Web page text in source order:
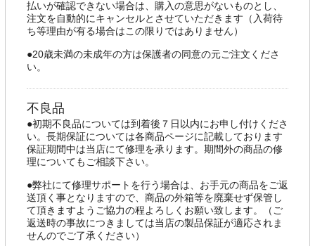
払いが確認できない場合は、購入の意思がないものとし、
注文を自動的にキャンセルとさせていただきます（入荷待
ち等理由が有る場合はこの限りではありません）
●20歳未満の未成年の方は保護者の同意の元ご注文くださ
い。
不良品
●初期不良品については到着後７日以内にお申し付けくださ
い。長期保証については各商品ページに記載しております
保証期間中は当店にて修理を承ります。期間外の商品の修
理についてもご相談下さい。
●弊社にて修理サポートを行う場合は、お手元の商品をご返
送頂く事となりますので、商品の外箱等を廃棄せず保管し
て頂きますようご協力の程よろしくお願い致します。（ご
返送時の事故につきましては当店の製品保証が適応されま
せんのでご了承ください）